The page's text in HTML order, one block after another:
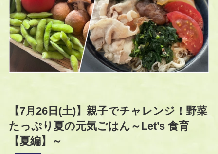
【7月26日(土)】親子でチャレンジ！野菜
たっぷり夏の元気ごはん～Let’s 食育
【夏編】～